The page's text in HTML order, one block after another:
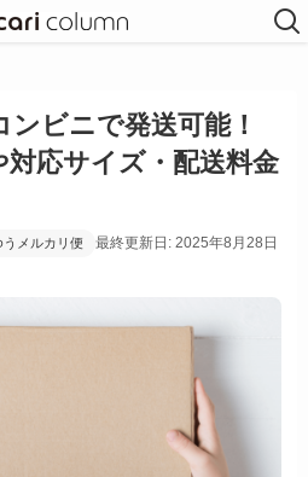
ビニで発送可能！
応サイズ・配送料金
うメルカリ便 最終更新日: 2025年8月28日